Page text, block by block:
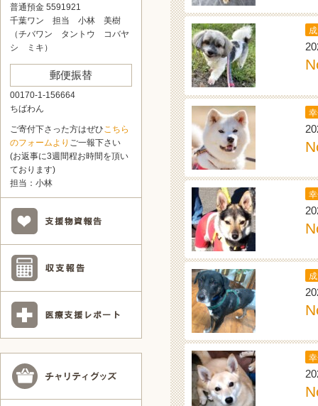
普通預金 5591921
千葉ワン 担当 小林 美樹
（チバワン タントウ コバヤ
シ ミキ）
郵便振替
00170-1-156664
ちばわん
ご寄付下さった方はぜひこちら
のフォームより ご一報下さい
(お返事に3週間程お時間を頂い
ております)
担当：小林